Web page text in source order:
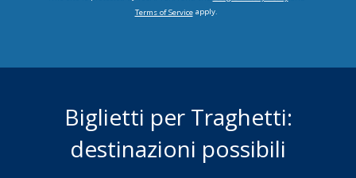
Terms of Serviceapply.
Biglietti per Traghetti:
destinazioni possibili